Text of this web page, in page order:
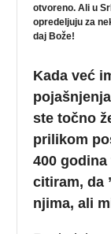
otvoreno. Ali u
opredeljuju za
daj Bože!
Kada već
ste točno
prilikom
400
citiram, da
njima, ali